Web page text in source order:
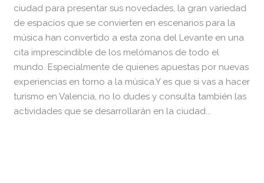
ciudad para presentar sus novedades, la gran variedad
de espacios que se convierten en escenarios para la
música han convertido a esta zona del Levante en una
cita imprescindible de los melómanos de todo el
mundo. Especialmente de quienes apuestas por nuevas
experiencias en torno a la música.Y es que si vas a hacer
turismo en Valencia, no lo dudes y consulta también las
actividades que se desarrollarán en la ciudad...